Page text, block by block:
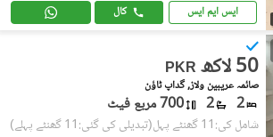
ایس ایم ایس کال
PKR 50 لاکھ
صائمہ عریبین ولاز, گداپ ٹاؤن
2
2 700 مربع فیٹ
شامل کی:11 گھنٹے پہل (تبدیلی کی گئی:11 گھنٹے پہلے)